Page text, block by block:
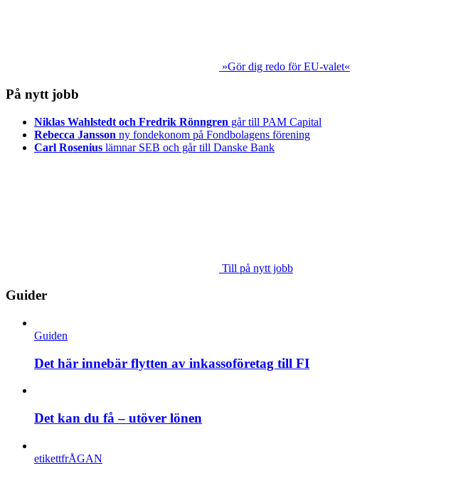
»Gör dig redo för EU-valet«
På nytt jobb
Niklas Wahlstedt och Fredrik Rönngren går till PAM Capital
Rebecca Jansson ny fondekonom på Fondbolagens förening
Carl Rosenius lämnar SEB och går till Danske Bank
Till på nytt jobb
Guider
Guiden
Det här innebär flytten av inkassoföretag till FI
Det kan du få – utöver lönen
etikettfrÅGAN